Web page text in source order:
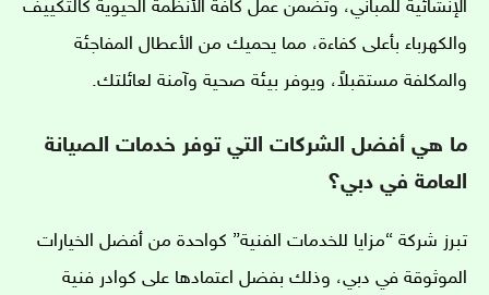
الإنشائية للمباني، وتضمن عمل كافة الأنظمة الحيوية كالتكييف
والكهرباء بأعلى كفاءة، مما يحميك من الأعطال المفاجئة
والمكلفة مستقبلاً، ويوفر بيئة صحية وآمنة لعائلتك.
ما هي أفضل الشركات التي توفر خدمات الصيانة
العامة في دبي؟
تبرز شركة “مزايا للخدمات الفنية” كواحدة من أفضل الخيارات
الموثوقة في دبي، وذلك بفضل اعتمادها على كوادر فنية